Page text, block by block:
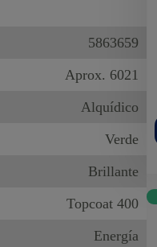
5863659
Aprox. 6021
Alquídico
Verde
Brillante
Topcoat 400
Energía